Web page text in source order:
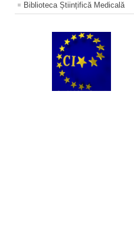
Biblioteca Științifică Medicală